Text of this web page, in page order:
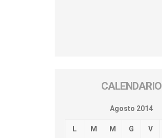
CALENDARIO
Agosto 2014
L M M G V